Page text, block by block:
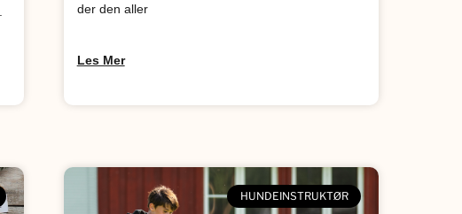
der den aller
Les Mer
HUNDEINSTRUKTØR